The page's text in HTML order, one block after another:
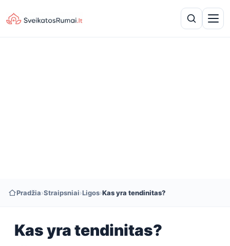
Pradžia›Straipsniai›Ligos›Kas yra tendinitas?
Kas yra tendinitas?